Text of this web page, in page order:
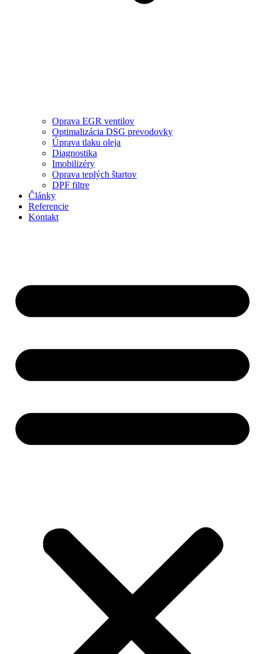
Oprava EGR ventilov
Optimalizácia DSG prevodovky
Úprava tlaku oleja
Diagnostika
Imobilizéry
Oprava teplých štartov
DPF filtre
Články
Referencie
Kontakt